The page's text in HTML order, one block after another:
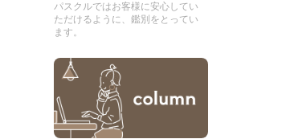
パスクルではお客様に安心してい
ただけるように、鑑別をとってい
ます。